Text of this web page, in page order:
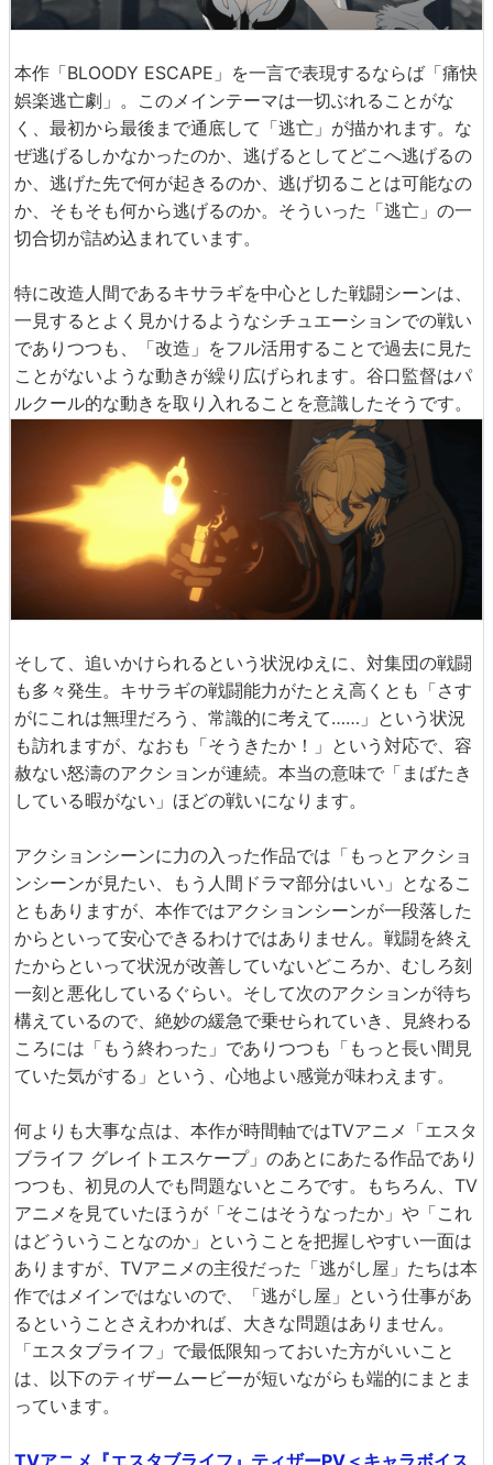
本作「BLOODY ESCAPE」を一言で表現するならば「痛快
娯楽逃亡劇」。このメインテーマは一切ぶれることがな
く、最初から最後まで通底して「逃亡」が描かれます。な
ぜ逃げるしかなかったのか、逃げるとしてどこへ逃げるの
か、逃げた先で何が起きるのか、逃げ切ることは可能なの
か、そもそも何から逃げるのか。そういった「逃亡」の一
切合切が詰め込まれています。
特に改造人間であるキサラギを中心とした戦闘シーンは、
一見するとよく見かけるようなシチュエーションでの戦い
でありつつも、「改造」をフル活用することで過去に見た
ことがないような動きが繰り広げられます。谷口監督はパ
ルクール的な動きを取り入れることを意識したそうです。
そして、追いかけられるという状況ゆえに、対集団の戦闘
も多々発生。キサラギの戦闘能力がたとえ高くとも「さす
がにこれは無理だろう、常識的に考えて……」という状況
も訪れますが、なおも「そうきたか！」という対応で、容
赦ない怒濤のアクションが連続。本当の意味で「まばたき
している暇がない」ほどの戦いになります。
アクションシーンに力の入った作品では「もっとアクショ
ンシーンが見たい、もう人間ドラマ部分はいい」となるこ
ともありますが、本作ではアクションシーンが一段落した
からといって安心できるわけではありません。戦闘を終え
たからといって状況が改善していないどころか、むしろ刻
一刻と悪化しているぐらい。そして次のアクションが待ち
構えているので、絶妙の緩急で乗せられていき、見終わる
ころには「もう終わった」でありつつも「もっと長い間見
ていた気がする」という、心地よい感覚が味わえます。
何よりも大事な点は、本作が時間軸ではTVアニメ「エスタ
ブライフ グレイトエスケープ」のあとにあたる作品であり
つつも、初見の人でも問題ないところです。もちろん、TV
アニメを見ていたほうが「そこはそうなったか」や「これ
はどういうことなのか」ということを把握しやすい一面は
ありますが、TVアニメの主役だった「逃がし屋」たちは本
作ではメインではないので、「逃がし屋」という仕事があ
るということさえわかれば、大きな問題はありません。
「エスタブライフ」で最低限知っておいた方がいいこと
は、以下のティザームービーが短いながらも端的にまとま
っています。